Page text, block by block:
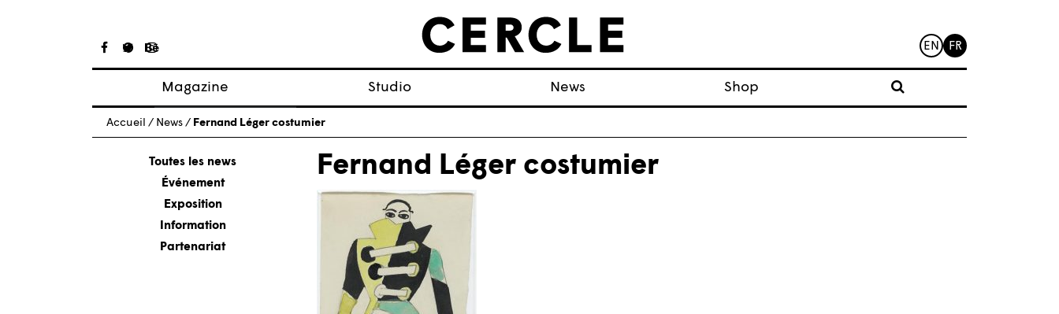
EN FR
Magazine
Articles
À propos
Numéros
Studio News Shop
Accueil / News / Fernand Léger costumier
Toutes les news
Événement
Exposition
Information
Partenariat
Fernand Léger costumier